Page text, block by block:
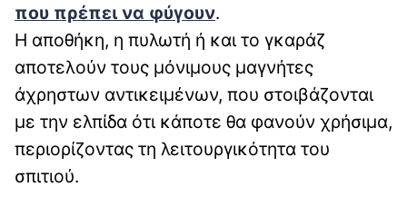
που πρέπει να φύγουν.
Η αποθήκη, η πυλωτή ή και το γκαράζ
αποτελούν τους μόνιμους μαγνήτες
άχρηστων αντικειμένων, που στοιβάζονται
με την ελπίδα ότι κάποτε θα φανούν χρήσιμα,
περιορίζοντας τη λειτουργικότητα του
σπιτιού.